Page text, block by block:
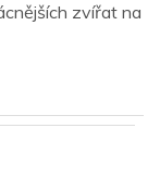
zvířat na